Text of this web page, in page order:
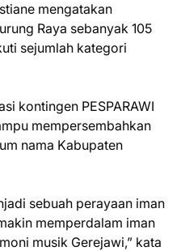
mengatakan
Raya sebanyak 105
sejumlah kategori
kontingen PESPARAWI
mempersembahkan
nama Kabupaten
sebuah perayaan iman
memperdalam iman
musik Gerejawi,” kata